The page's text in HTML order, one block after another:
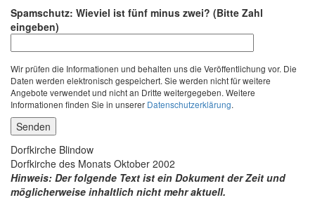
Bitte lasse dieses Feld leer.
Spamschutz: Wieviel ist fünf minus zwei? (Bitte Zahl
eingeben)
Wir prüfen die Informationen und behalten uns die Veröffentlichung vor. Die
Daten werden elektronisch gespeichert. Sie werden nicht für weitere
Angebote verwendet und nicht an Dritte weitergegeben. Weitere
Informationen finden Sie in unserer Datenschutzerklärung.
Dorfkirche Blindow
Dorfkirche des Monats Oktober 2002
Hinweis: Der folgende Text ist ein Dokument der Zeit und
möglicherweise inhaltlich nicht mehr aktuell.